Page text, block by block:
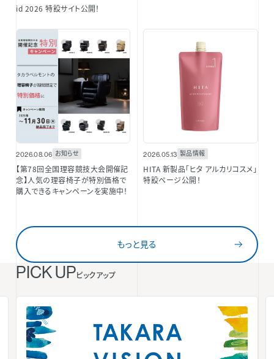
id 2026 特設サイト公開！
2026.08.06 お知らせ
【第78回全国理容競技大会開催記
念】人気の理容椅子が特別価格で
購入できるキャンペーンを実施中！
2026.05.13 製品情報
HITA 新製品「ヒタ アルカリコスメ」
特設ページ公開！
もっと見る
PICK UP ピックアップ